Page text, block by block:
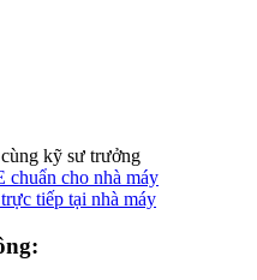
kỹ sư trưởng
chuẩn cho nhà máy
tiếp tại nhà máy